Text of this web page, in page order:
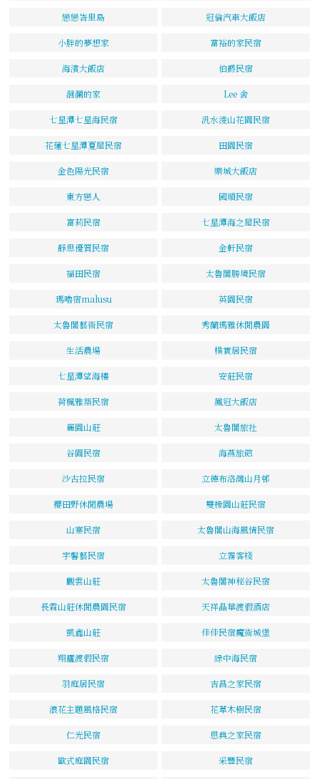
戀戀峇里島 冠倫汽車大飯店
小胖的夢想家 富裕的家民宿
海濱大飯店 伯爵民宿
洄瀾的家 Lee 舍
七星潭七星海民宿 汎水淩山花園民宿
花蓮七星潭夏屋民宿 田園民宿
金色陽光民宿 樂城大飯店
東方戀人 國順民宿
富莉民宿 七星潭海之屋民宿
靜思優質民宿 金軒民宿
福田民宿 太魯閣勝境民宿
瑪嚕宿malusu 英園民宿
太魯閣藝術民宿 秀蘭瑪雅休閒農園
生活農場 樸實居民宿
七星潭望海樓 安莊民宿
荷楓雅築民宿 鳳冠大飯店
麗園山莊 太魯閣旅社
谷園民宿 海燕旅館
沙古拉民宿 立德布洛灣山月邨
櫻田野休閒農場 雙橡園山莊民宿
山寨民宿 太魯閣山海風情民宿
宇馨藝民宿 立霧客棧
觀雲山莊 太魯閣神秘谷民宿
長霖山莊休閒農園民宿 天祥晶華渡假酒店
凱鑫山莊 佳佳民宿魔術城堡
翔廬渡假民宿 綠中海民宿
羽庭居民宿 吉昌之家民宿
浪花主題風格民宿 花草木樹民宿
仁光民宿 恩典之家民宿
歐式庭園民宿 采豐民宿